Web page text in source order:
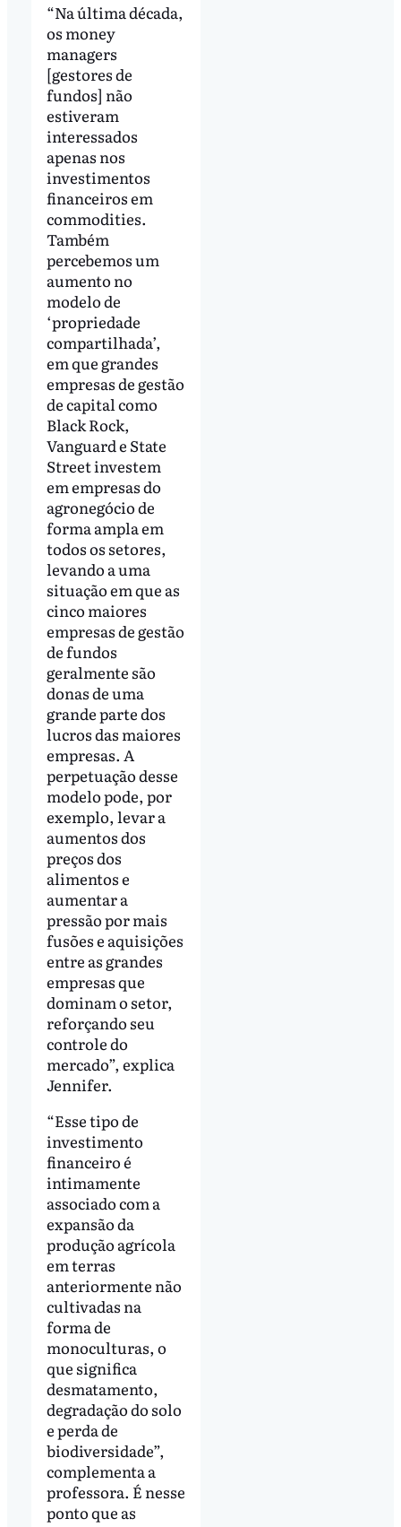
“Na última década,
os money
managers
[gestores de
fundos] não
estiveram
interessados
apenas nos
investimentos
financeiros em
commodities.
Também
percebemos um
aumento no
modelo de
‘propriedade
compartilhada’,
em que grandes
empresas de gestão
de capital como
Black Rock,
Vanguard e State
Street investem
em empresas do
agronegócio de
forma ampla em
todos os setores,
levando a uma
situação em que as
cinco maiores
empresas de gestão
de fundos
geralmente são
donas de uma
grande parte dos
lucros das maiores
empresas. A
perpetuação desse
modelo pode, por
exemplo, levar a
aumentos dos
preços dos
alimentos e
aumentar a
pressão por mais
fusões e aquisições
entre as grandes
empresas que
dominam o setor,
reforçando seu
controle do
mercado”, explica
Jennifer.
“Esse tipo de
investimento
financeiro é
intimamente
associado com a
expansão da
produção agrícola
em terras
anteriormente não
cultivadas na
forma de
monoculturas, o
que significa
desmatamento,
degradação do solo
e perda de
biodiversidade”,
complementa a
professora. É nesse
ponto que as